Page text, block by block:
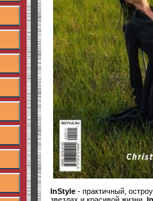
InStyle - практичный,